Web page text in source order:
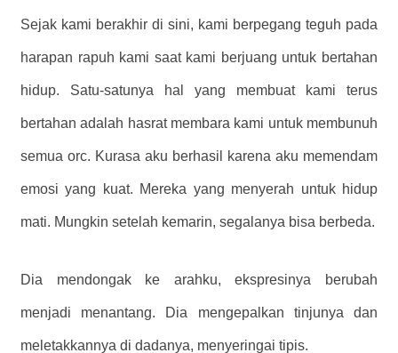
Sejak kami berakhir di sini, kami berpegang teguh pada
harapan rapuh kami saat kami berjuang untuk bertahan
hidup. Satu-satunya hal yang membuat kami terus
bertahan adalah hasrat membara kami untuk membunuh
semua orc. Kurasa aku berhasil karena aku memendam
emosi yang kuat. Mereka yang menyerah untuk hidup
mati. Mungkin setelah kemarin, segalanya bisa berbeda.
Dia mendongak ke arahku, ekspresinya berubah
menjadi menantang. Dia mengepalkan tinjunya dan
meletakkannya di dadanya, menyeringai tipis.